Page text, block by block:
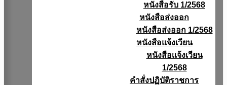
หนังสือรับ 1/2568
หนังสือส่งออก
หนังสือส่งออก 1/2568
หนังสือแจ้งเวียน
หนังสือเเจ้งเวียน
1/2568
คำสั่งปฏิบัติราชการ